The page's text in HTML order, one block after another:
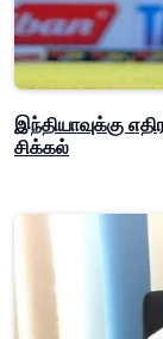
இந்தியாவுக்கு
சிக்கல்